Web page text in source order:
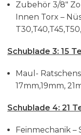
Zubehör 3/8″
Innen Torx –
Schublade 3: 15
Maul-
17mm,19mm,
Schublade 4: 21
Feinmechanik –